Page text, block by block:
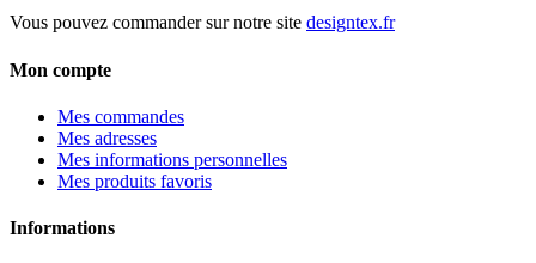
Vous pouvez commander sur notre site designtex.fr
Mon compte
Mes commandes
Mes adresses
Mes informations personnelles
Mes produits favoris
Informations